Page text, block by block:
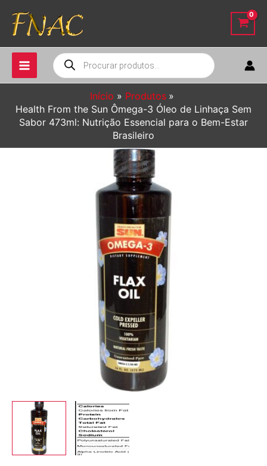
para
conteúdo
Pesquisar
produtos
Início
Produtos
Health From the Sun Ômega-3 Óleo de Linhaça Sem
Sabor 473ml: Nutrição Essencial para o Bem-Estar
Brasileiro